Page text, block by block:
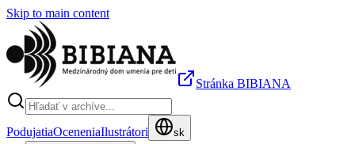
Skip to main content
Stránka BIBIANA
PodujatiaOceneniaIlustrátori sk